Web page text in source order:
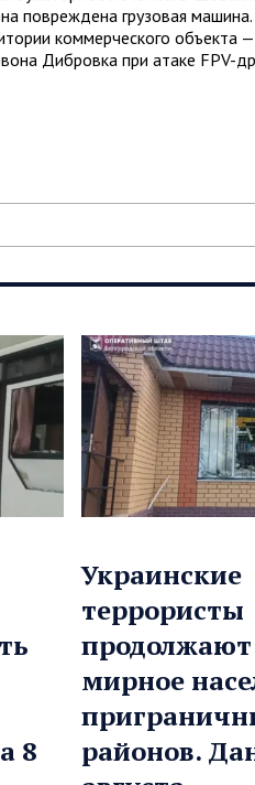
повреждена грузовая
коммерческого объекта
Дибровка при атаке FPV-
8
Украинские
террористы
продолжают
мирное
районов.